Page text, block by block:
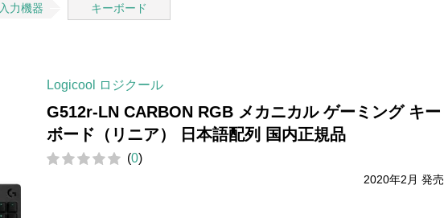
入力機器 キーボード
Logicool ロジクール
G512r-LN CARBON RGB メカニカル ゲーミング キー
ボード（リニア） 日本語配列 国内正規品
(0)
2020年2月 発売